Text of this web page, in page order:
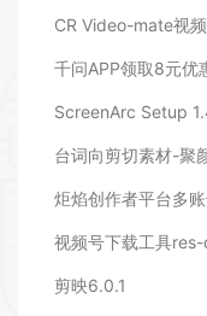
CR Video-mate视
千问APP领取8元优
ScreenArc Setup
炬焰创作者平台多
视频号下载工具
剪映6.0.1